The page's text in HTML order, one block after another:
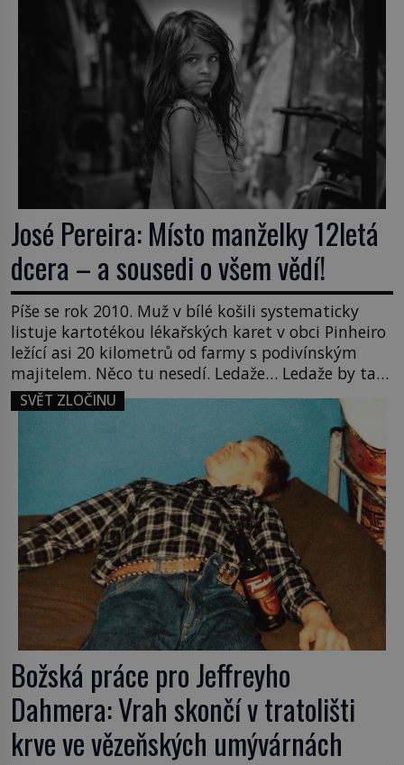
honů na zloděje v […]
José Pereira: Místo manželky 12letá
dcera – a sousedi o všem vědí!
Píše se rok 2010. Muž v bílé košili systematicky
listuje kartotékou lékařských karet v obci Pinheiro
ležící asi 20 kilometrů od farmy s podivínským
majitelem. Něco tu nesedí. Ledaže… Ledaže by ta
mladá dívka z farmy byla ne manželkou, ale
dcerou – a všechny ty děti byly zplozené v incestu.
Na sociálním odboru jednoho z […]
SVĚT ZLOČINU
Božská práce pro Jeffreyho
Dahmera: Vrah skončí v tratolišti
krve ve vězeňských umývárnách